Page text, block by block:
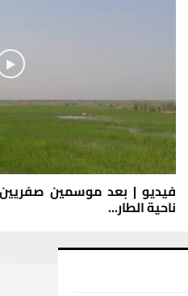
فيديو | بعد موسمين صفريين..
ناحية الطار...